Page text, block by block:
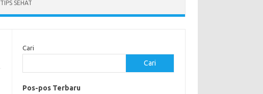
TIPS SEHAT
Cari
Cari
Pos-pos Terbaru